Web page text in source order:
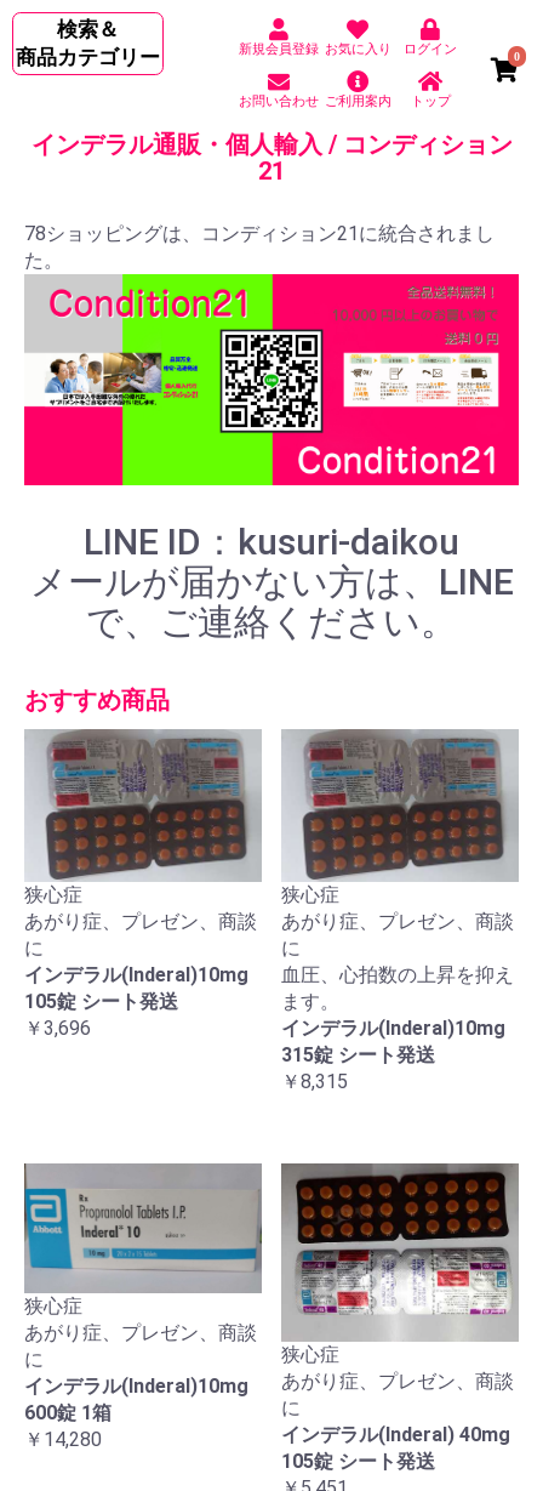
検索＆
商品カテゴリー
新規会員登録 お気に入り ログイン
お問い合わせ ご利用案内 トップ
0
インデラル通販・個人輸入 / コンディション
21
78ショッピングは、コンディション21に統合されまし
た。
LINE ID：kusuri-daikou
メールが届かない方は、LINE
で、ご連絡ください。
おすすめ商品
狭心症
あがり症、プレゼン、商談
に
インデラル(Inderal)10mg
105錠 シート発送
￥3,696
狭心症
あがり症、プレゼン、商談
に
血圧、心拍数の上昇を抑え
ます。
インデラル(Inderal)10mg
315錠 シート発送
￥8,315
狭心症
あがり症、プレゼン、商談
に
インデラル(Inderal)10mg
600錠 1箱
￥14,280
狭心症
あがり症、プレゼン、商談
に
インデラル(Inderal) 40mg
105錠 シート発送